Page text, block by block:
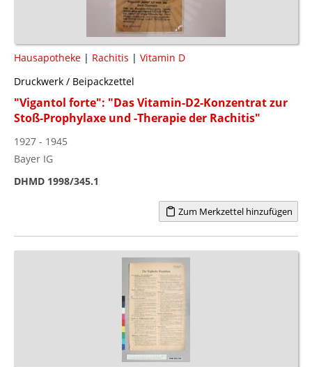
Hausapotheke | Rachitis | Vitamin D
Druckwerk / Beipackzettel
"Vigantol forte": "Das Vitamin-D2-Konzentrat zur
Stoß-Prophylaxe und -Therapie der Rachitis"
1927 - 1945
Bayer IG
DHMD 1998/345.1
Zum Merkzettel hinzufügen